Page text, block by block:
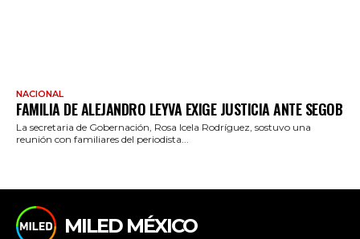
NACIONAL
FAMILIA DE ALEJANDRO LEYVA EXIGE JUSTICIA ANTE SEGOB
La secretaria de Gobernación, Rosa Icela Rodríguez, sostuvo una
reunión con familiares del periodista...
MILED MÉXICO